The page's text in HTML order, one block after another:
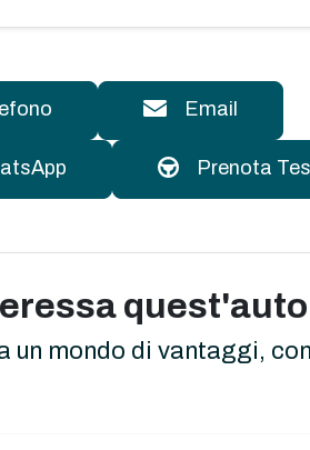
Email
Prenota
un mondo di vantaggi,